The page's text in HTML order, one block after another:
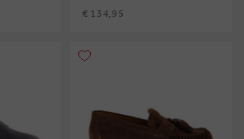
€ 134,95